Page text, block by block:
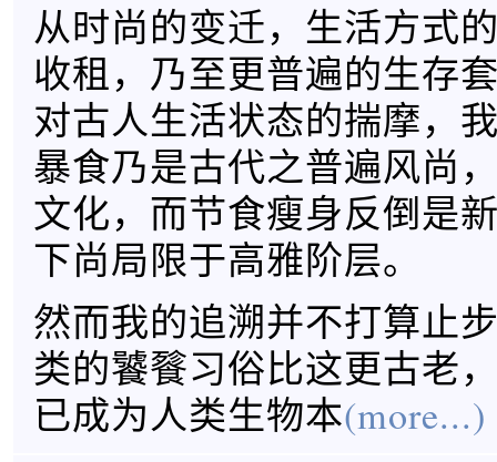
从时尚的变迁，生活方式
收租，乃至更普遍的生存
对古人生活状态的揣摩，
暴食乃是古代之普遍风尚
文化，而节食瘦身反倒是
下尚局限于高雅阶层。
然而我的追溯并不打算止
类的饕餮习俗比这更古老
已成为人类生物本(more...)